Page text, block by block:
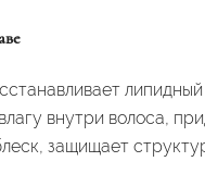
внутри волоса,
защищает